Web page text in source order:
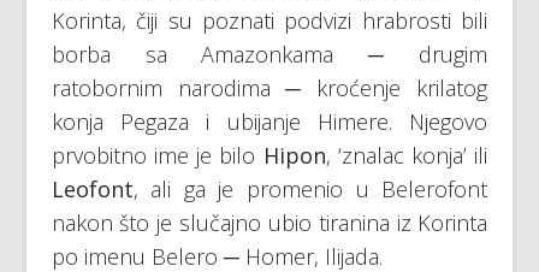
Korinta, čiji su poznati podvizi hrabrosti bili
borba sa Amazonkama ─ drugim
ratobornim narodima ─ kroćenje krilatog
konja Pegaza i ubijanje Himere. Njegovo
prvobitno ime je bilo Hipon, ‘znalac konja’ ili
Leofont, ali ga je promenio u Belerofont
nakon što je slučajno ubio tiranina iz Korinta
po imenu Belero ─ Homer, Ilijada.